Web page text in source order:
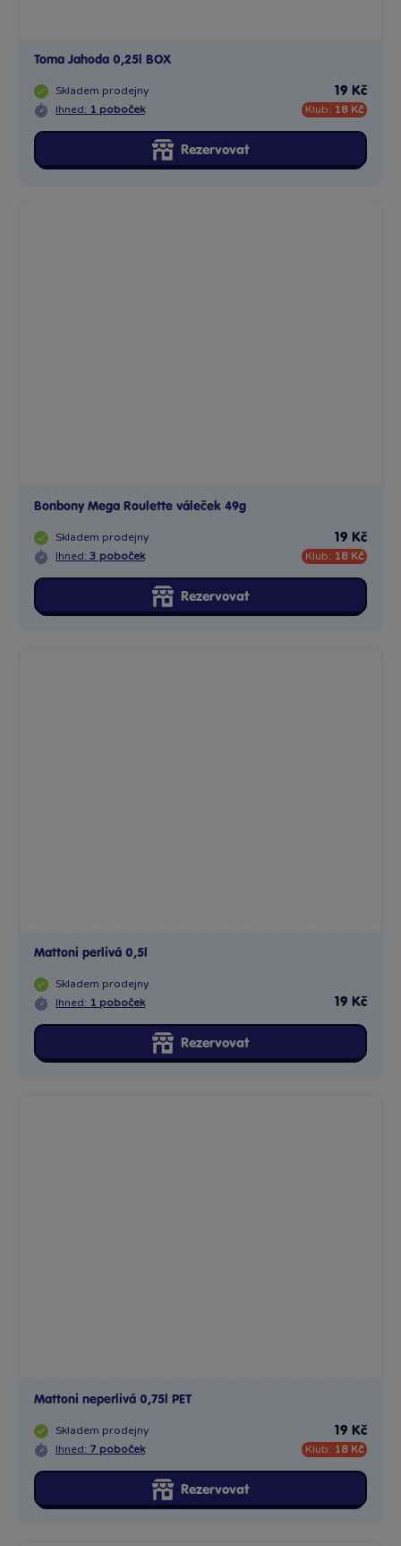
Toma Jahoda 0,25l BOX
Skladem prodejny
Ihned: 1 poboček
19 Kč
Klub: 18 Kč
Rezervovat
Bonbony Mega Roulette váleček 49g
Skladem prodejny
Ihned: 3 poboček
19 Kč
Klub: 18 Kč
Rezervovat
Mattoni perlivá 0,5l
Skladem prodejny
Ihned: 1 poboček 19 Kč
Rezervovat
Mattoni neperlivá 0,75l PET
Skladem prodejny
Ihned: 7 poboček
19 Kč
Klub: 18 Kč
Rezervovat